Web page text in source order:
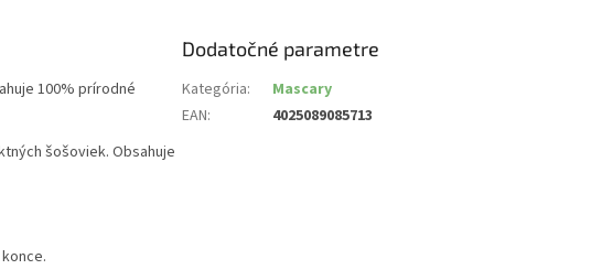
100% prírodné
šošoviek. Obsahuje
Dodatočné parametre
Kategória:
Mascary
EAN: 4025089085713